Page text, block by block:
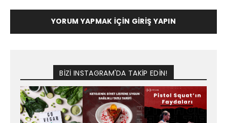
YORUM YAPMAK İÇIN GIRIŞ YAPIN
BİZİ INSTAGRAM'DA TAKİP EDİN!